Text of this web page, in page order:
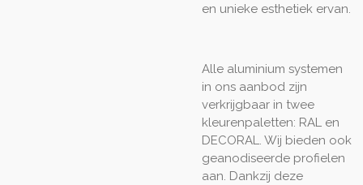
en unieke esthetiek ervan.
Alle aluminium systemen
in ons aanbod zijn
verkrijgbaar in twee
kleurenpaletten: RAL en
DECORAL. Wij bieden ook
geanodiseerde profielen
aan. Dankzij deze